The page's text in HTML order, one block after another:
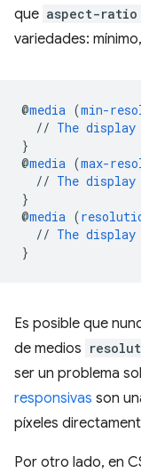
que aspect-ratio
variedades:
@media (min-
// The display
}
@media (max-
// The display
}
@media (
// The display
}
Es posible que
de medios
ser un problema
responsivas son
píxeles
Por otro lado, en